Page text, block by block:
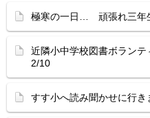
極寒の一日… 頑張れ三年
近隣小中学校図書ボラン
2/10
すす小へ読み聞かせに行